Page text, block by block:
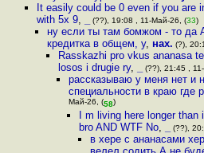
It easily could be 0 even if you are
with 5x 9, (??), 19:08 , 11-Май-26, (33)
ну если ты там бомжом - то да
кредитка в общем, у, нах. (?),
Rasskazhi pro vkus ananasa
losos i drugie ry, (??), 21:45 ,
рассказываю у меня нет и
специальности в краю где
Май-26, (58)
I m living here longer
bro AND WTF No, (??),
в хере с ананасами